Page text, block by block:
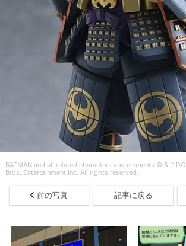
BATMAN and all related characters and elements © & ™
Bros. Entertainment Inc. All rights reserved.
前の写真 記事に戻る